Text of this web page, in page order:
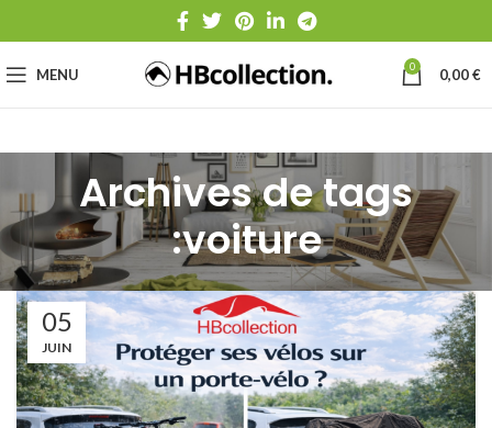
MENU 0 0,00€
Archives de tags
:voiture
05
JUIN